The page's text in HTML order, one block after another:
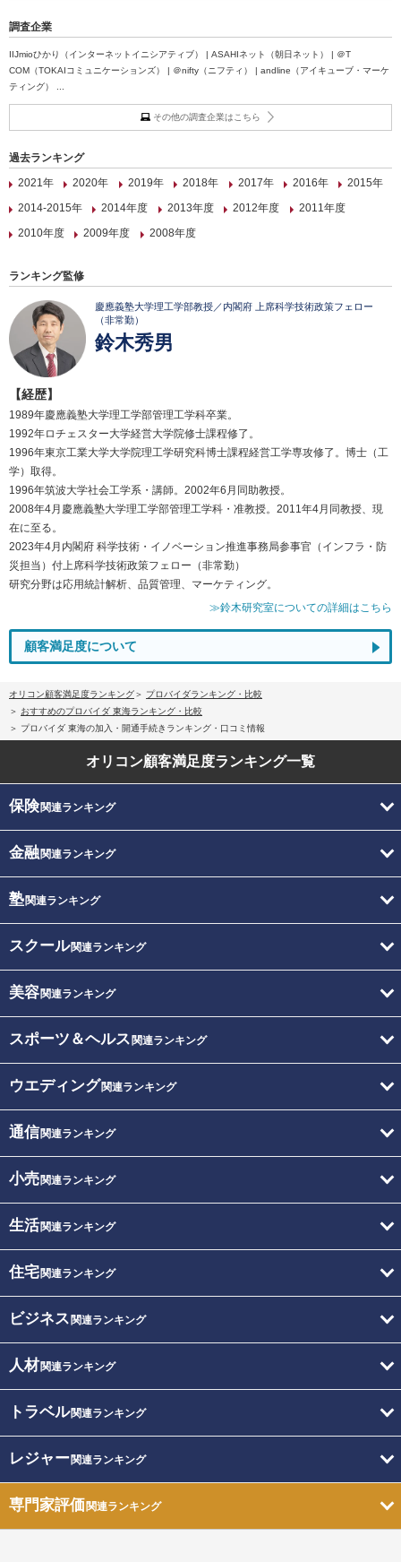
調査企業
IIJmioひかり（インターネットイニシアティブ） | ASAHIネット（朝日ネット） | ＠T
COM（TOKAIコミュニケーションズ） | ＠nifty（ニフティ） | andline（アイキューブ・マーケ
ティング） ...
その他の調査企業はこちら
過去ランキング
2021年
2020年 2019年 2018年 2017年 2016年
2015年
2014-2015年
2014年度 2013年度 2012年度
2011年度
2010年度
2009年度 2008年度
ランキング監修
慶應義塾大学理工学部教授／内閣府 上席科学技術政策フェロー
（非常勤）
鈴木秀男
【経歴】
1989年慶應義塾大学理工学部管理工学科卒業。
1992年ロチェスター大学経営大学院修士課程修了。
1996年東京工業大学大学院理工学研究科博士課程経営工学専攻修了。博士（工
学）取得。
1996年筑波大学社会工学系・講師。2002年6月同助教授。
2008年4月慶應義塾大学理工学部管理工学科・准教授。2011年4月同教授、現
在に至る。
2023年4月内閣府 科学技術・イノベーション推進事務局参事官（インフラ・防
災担当）付上席科学技術政策フェロー（非常勤）
研究分野は応用統計解析、品質管理、マーケティング。
≫鈴木研究室についての詳細はこちら
顧客満足度について
オリコン顧客満足度ランキング
プロバイダランキング・比較
おすすめのプロバイダ 東海ランキング・比較
プロバイダ 東海の加入・開通手続きランキング・口コミ情報
オリコン顧客満足度ランキング一覧
保険関連ランキング
金融関連ランキング
塾関連ランキング
スクール関連ランキング
美容関連ランキング
スポーツ＆ヘルス 関連ランキング
ウエディング関連ランキング
通信関連ランキング
小売関連ランキング
生活関連ランキング
住宅関連ランキング
ビジネス 関連ランキング
人材関連ランキング
トラベル関連ランキング
レジャー関連ランキング
専門家評価関連ランキング